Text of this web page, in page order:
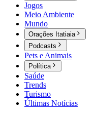
Jogos
Meio Ambiente
Mundo
Orações Itatiaia
Podcasts
Pets e Animais
Política
Saúde
Trends
Turismo
Últimas Notícias